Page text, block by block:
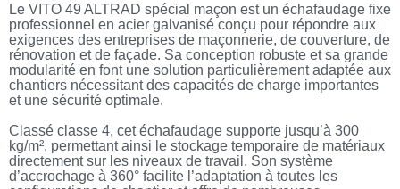
Le VITO 49 ALTRAD spécial maçon est un échafaudage fixe
professionnel en acier galvanisé conçu pour répondre aux
exigences des entreprises de maçonnerie, de couverture, de
rénovation et de façade. Sa conception robuste et sa grande
modularité en font une solution particulièrement adaptée aux
chantiers nécessitant des capacités de charge importantes
et une sécurité optimale.
Classé classe 4, cet échafaudage supporte jusqu’à 300
kg/m², permettant ainsi le stockage temporaire de matériaux
directement sur les niveaux de travail. Son système
d’accrochage à 360° facilite l’adaptation à toutes les